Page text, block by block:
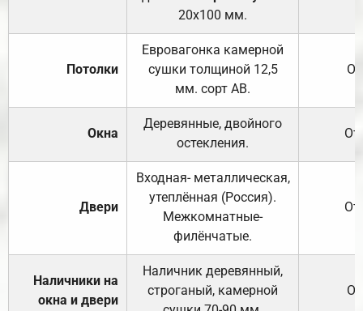
20х100 мм.
Потолки
Евровагонка камерной
сушки толщиной 12,5
мм. сорт АВ.
Окна
Деревянные, двойного
остекления.
Двери
Входная- металлическая,
утеплённая (Россия).
Межкомнатные-
филёнчатые.
Наличники на
окна и двери
Наличник деревянный,
строганый, камерной